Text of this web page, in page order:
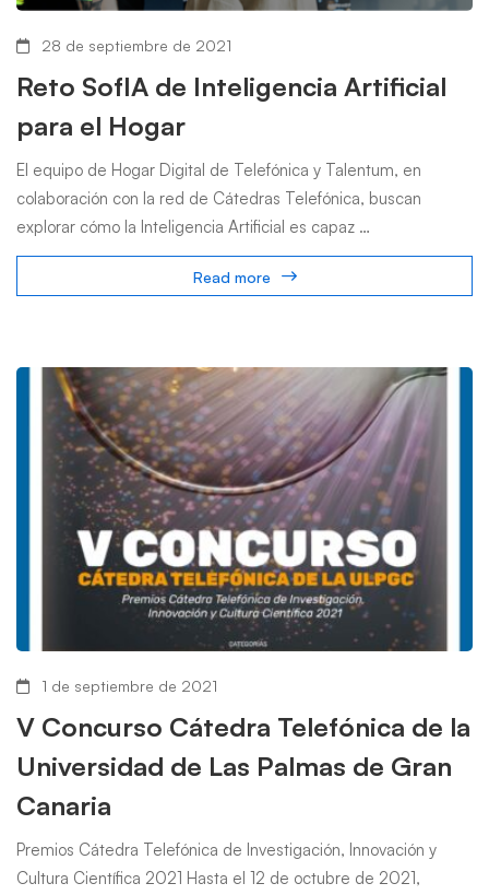
28 de septiembre de 2021
Reto SofIA de Inteligencia Artificial
para el Hogar
El equipo de Hogar Digital de Telefónica y Talentum, en
colaboración con la red de Cátedras Telefónica, buscan
explorar cómo la Inteligencia Artificial es capaz …
Read more
1 de septiembre de 2021
V Concurso Cátedra Telefónica de la
Universidad de Las Palmas de Gran
Canaria
Premios Cátedra Telefónica de Investigación, Innovación y
Cultura Científica 2021 Hasta el 12 de octubre de 2021,